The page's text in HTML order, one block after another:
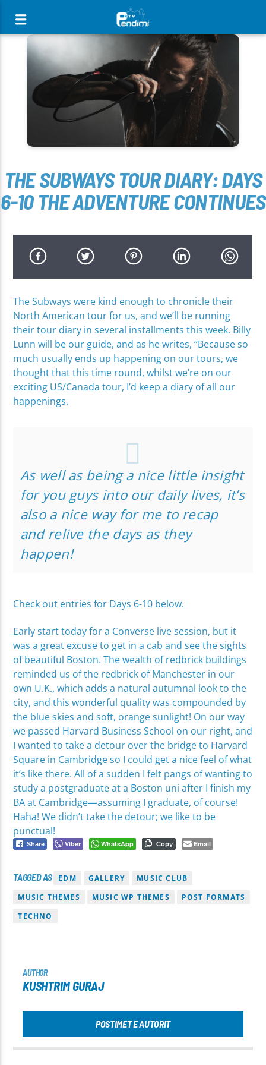
[There are no radio stations in the database]
THE SUBWAYS TOUR DIARY: DAYS
6-10 THE ADVENTURE CONTINUES
The Subways were kind enough to chronicle their
North American tour for us, and we’ll be running
their tour diary in several installments this week. Billy
Lunn will be our guide, and as he writes, “Because so
much usually ends up happening on our tours, we
thought that this time round, whilst we’re on our
exciting US/Canada tour, I’d keep a diary of all our
happenings.
As well as being a nice little insight
for you guys into our daily lives, it’s
also a nice way for me to recap
and relive the days as they
happen!
Check out entries for Days 6-10 below.
Early start today for a Converse live session, but it
was a great excuse to get in a cab and see the sights
of beautiful Boston. The wealth of redbrick buildings
reminded us of the redbrick of Manchester in our
own U.K., which adds a natural autumnal look to the
city, and this wonderful quality was compounded by
the blue skies and soft, orange sunlight! On our way
we passed Harvard Business School on our right, and
I wanted to take a detour over the bridge to Harvard
Square in Cambridge so I could get a nice feel of what
it’s like there. All of a sudden I felt pangs of wanting to
study a postgraduate at a Boston uni after I finish my
BA at Cambridge—assuming I graduate, of course!
Haha! We didn’t take the detour; we like to be
punctual!
Share Viber WhatsApp Copy Email
TAGGED AS EDM GALLERY
MUSIC CLUB
MUSIC THEMES
MUSIC WP THEMES
POST FORMATS
TECHNO
AUTHOR
KUSHTRIM GURAJ
POSTIMET E AUTORIT